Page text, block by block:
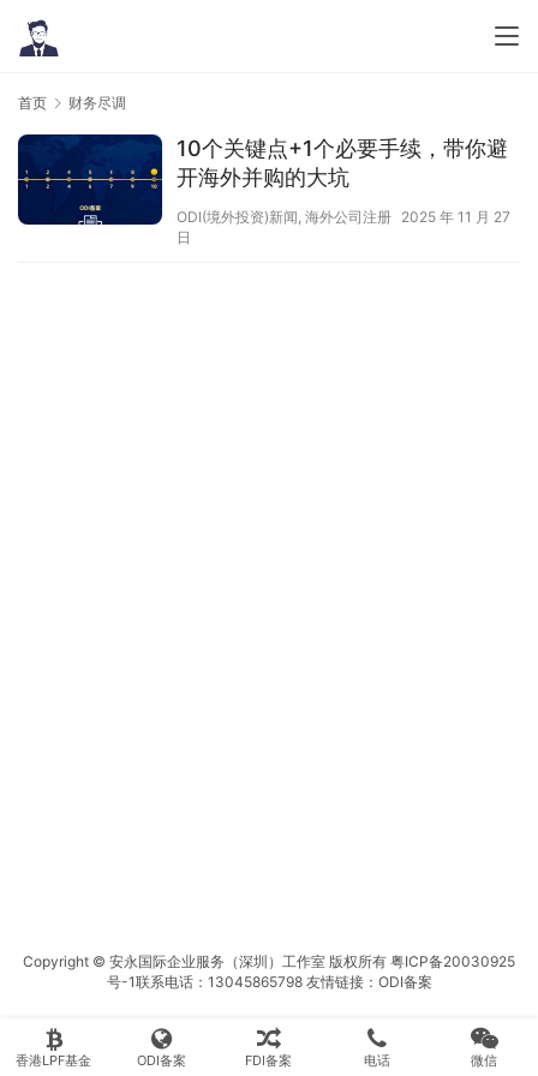
首页 财务尽调
10个关键点+1个必要手续，带你避
开海外并购的大坑
ODI(境外投资)新闻, 海外公司注册 2025 年 11 月 27
日
Copyright © 安永国际企业服务（深圳）工作室 版权所有 粤ICP备20030925
号-1联系电话：13045865798 友情链接： ODI备案
香港LPF基金 ODI备案 FDI备案 电话 微信